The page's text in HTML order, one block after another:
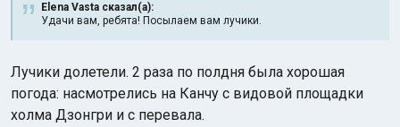
Elena Vasta сказал(а):
Удачи вам, ребята! Посылаем вам лучики.
Лучики долетели. 2 раза по полдня была хорошая
погода: насмотрелись на Канчу с видовой площадки
холма Дзонгри и с перевала.